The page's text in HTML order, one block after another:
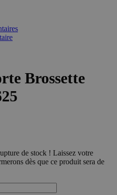
Brossette
de stock ! Laissez votre
dès que ce produit sera de